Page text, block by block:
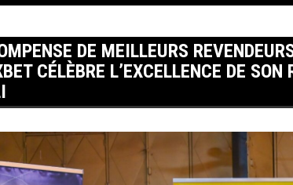
DE MEILLEURS
CÉLÈBRE L’EXCELLENCE DE